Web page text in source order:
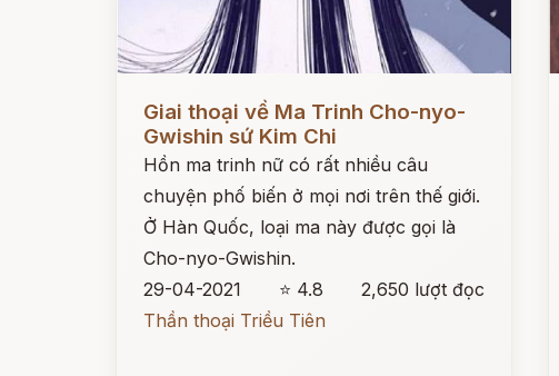
Giai thoại về Ma Trinh Cho-nyo-
Gwishin sứ Kim Chi
Hồn ma trinh nữ có rất nhiều câu
chuyện phố biến ở mọi nơi trên thế giới.
Ở Hàn Quốc, loại ma này được gọi là
Cho-nyo-Gwishin.
29-04-2021
⭐ 4.8
2,650 lượt đọc
Thần thoại Triều Tiên